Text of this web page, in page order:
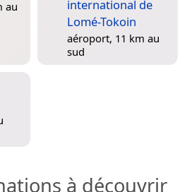
au
international de
Lomé-Tokoin
aéroport, 11 km au
sud
à découvrir